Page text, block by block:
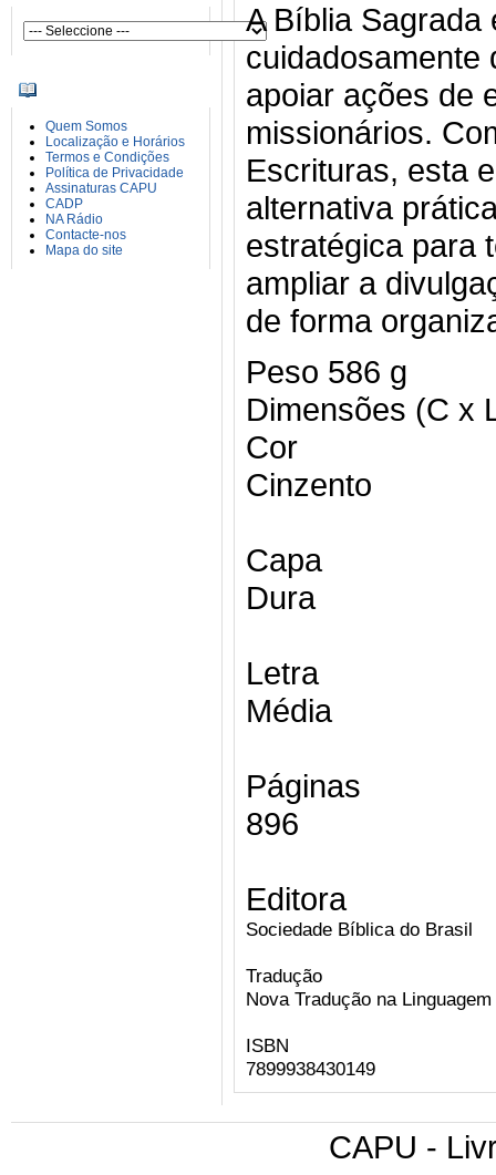
Quem Somos
Localização e Horários
Termos e Condições
Política de Privacidade
Assinaturas CAPU
CADP
NA Rádio
Contacte-nos
Mapa do site
A Bíblia Sagrada
cuidadosamente
apoiar ações de
missionários.
Escrituras, esta
alternativa
estratégica para
ampliar a
de forma
Peso 586 g
Dimensões (C x
Cor
Cinzento
Capa
Dura
Letra
Média
Páginas
896
Editora
Sociedade Bíblica do Brasil
Tradução
Nova Tradução na
ISBN
7899938430149
CAPU -